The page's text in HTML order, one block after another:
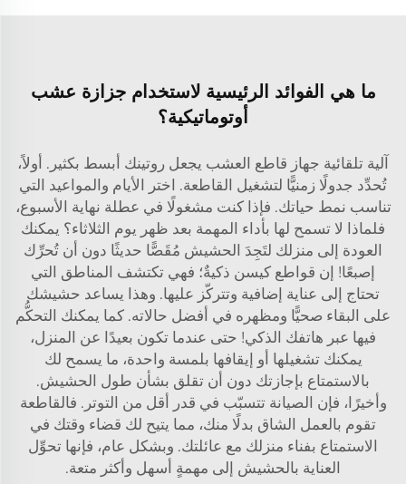
ما هي الفوائد الرئيسية لاستخدام جزازة عشب
أوتوماتيكية؟
آلية تلقائية جهاز قاطع العشب يجعل روتينك أبسط بكثير. أولاً،
تُحدِّد جدولًا زمنيًّا لتشغيل القاطعة. اختر الأيام والمواعيد التي
تناسب نمط حياتك. فإذا كنت مشغولًا في عطلة نهاية الأسبوع،
فلماذا لا تسمح لها بأداء المهمة بعد ظهر يوم الثلاثاء؟ يمكنك
العودة إلى منزلك لتَجِدَ الحشيش مُقَصًّا حديثًا دون أن تُحرِّك
إصبعًا! إن قواطع كيسن ذكيةٌ؛ فهي تكتشف المناطق التي
تحتاج إلى عناية إضافية وتتركّز عليها. وهذا يساعد حشيشك
على البقاء صحيًّا ومظهره في أفضل حالاته. كما يمكنك التحكُّم
فيها عبر هاتفك الذكي! حتى عندما تكون بعيدًا عن المنزل،
يمكنك تشغيلها أو إيقافها بلمسة واحدة، ما يسمح لك
بالاستمتاع بإجازتك دون أن تقلق بشأن طول الحشيش.
وأخيرًا، فإن الصيانة تتسبّب في قدر أقل من التوتر. فالقاطعة
تقوم بالعمل الشاق بدلًا منك، مما يتيح لك قضاء وقتك في
الاستمتاع بفناء منزلك مع عائلتك. وبشكل عام، فإنها تحوِّل
العناية بالحشيش إلى مهمةٍ أسهل وأكثر متعة.